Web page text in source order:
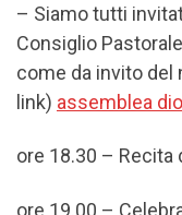
– Siamo tutti
Consiglio
come da invito
link) assemblea
ore 18.30 – Recita
ore 19.00 –